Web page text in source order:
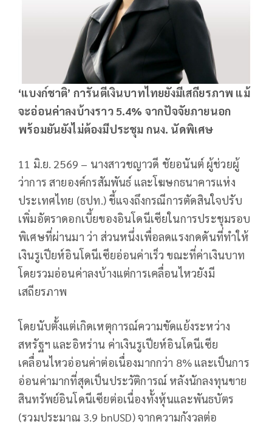
‘แบงก์ชาติ’ การันตีเงินบาทไทยยังมีเสถียรภาพ แม้
จะอ่อนค่าลงบ้างราว 5.4% จากปัจจัยภายนอก
พร้อมยันยังไม่ต้องมีประชุม กนง. นัดพิเศษ
11 มิ.ย. 2569 – นางสาวชญาวดี ชัยอนันต์ ผู้ช่วยผู้
ว่าการ สายองค์กรสัมพันธ์ และโฆษกธนาคารแห่ง
ประเทศไทย (ธปท.) ชี้แจงถึงกรณีการตัดสินใจปรับ
เพิ่มอัตราดอกเบี้ยของอินโดนีเซียในการประชุมรอบ
พิเศษที่ผ่านมา ว่า ส่วนหนึ่งเพื่อลดแรงกดดันที่ทำให้
เงินรูเปียห์อินโดนีเซียอ่อนค่าเร็ว ขณะที่ค่าเงินบาท
โดยรวมอ่อนค่าลงบ้างแต่การเคลื่อนไหวยังมี
เสถียรภาพ
โดยนับตั้งแต่เกิดเหตุการณ์ความขัดแย้งระหว่าง
สหรัฐฯ และอิหร่าน ค่าเงินรูเปียห์อินโดนีเซีย
เคลื่อนไหวอ่อนค่าต่อเนื่องมากกว่า 8% และเป็นการ
อ่อนค่ามากที่สุดเป็นประวัติการณ์ หลังนักลงทุนขาย
สินทรัพย์อินโดนีเซียต่อเนื่องทั้งหุ้นและพันธบัตร
(รวมประมาณ 3.9 bnUSD) จากความกังวลต่อ